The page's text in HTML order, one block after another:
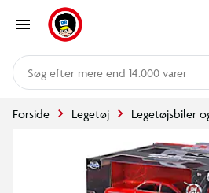
mere end 14.000 varer
Forside Legetøj Legetøjsbiler